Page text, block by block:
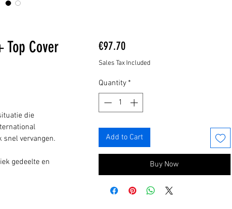
Top Cover
die
snel vervangen.
gedeelte en
€97.70Price
Sales Tax Included
Quantity *
Add to Cart
Buy Now